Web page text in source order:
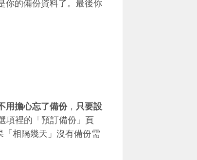
你的備份資料了。最後你
用擔心忘了備份， 只要設
項裡的「預訂備份」頁
相隔幾天」沒有備份需